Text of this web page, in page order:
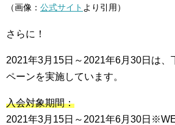
（画像： 公式サイト より引用）
さらに！
2021年3月15日～2021年6月30日は、
ペーンを実施しています。
入会対象期間：
2021年3月15日～2021年6月30日